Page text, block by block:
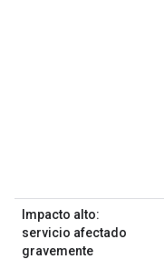
Impacto alto:
servicio afectado
gravemente